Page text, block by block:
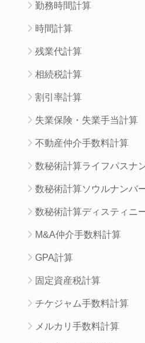
勤務時間計算
時間計算
残業代計算
相続税計算
割引率計算
失業保険・失業手当計算
不動産仲介手数料計算
数秘術計算ライフパスナ
数秘術計算ソウルナンバ
数秘術計算ディスティニ
M&A仲介手数料計算
GPA計算
固定資産税計算
チケジャム手数料計算
メルカリ手数料計算